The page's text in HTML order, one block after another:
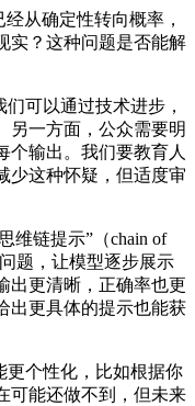
从确定性转向概率，
实？这种问题是否能解
可以通过技术进步，
另一方面，公众需要明
个输出。我们要教育人
少这种怀疑，但适度审
链提示”（chain of
题，让模型逐步展示
出更清晰，正确率也更
出更具体的提示也能获
个性化，比如根据你
可能还做不到，但未来